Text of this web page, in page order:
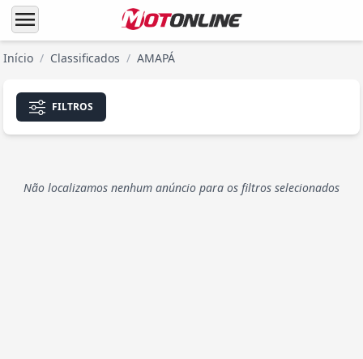
menu
Início / Classificados / AMAPÁ
FILTROS
Não localizamos nenhum anúncio para os filtros selecionados